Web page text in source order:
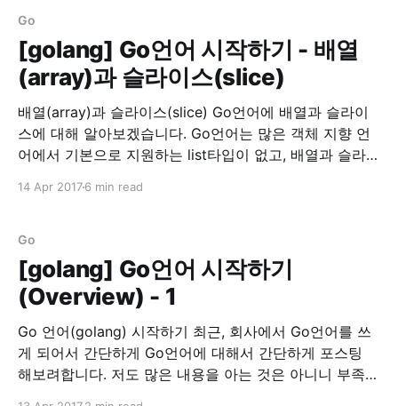
Go
[golang] Go언어 시작하기 - 배열
(array)과 슬라이스(slice)
배열(array)과 슬라이스(slice) Go언어에 배열과 슬라이
스에 대해 알아보겠습니다. Go언어는 많은 객체 지향 언
어에서 기본으로 지원하는 list타입이 없고, 배열과 슬라이
를 선언하고, 타입(type) 뒤에 초기화 할 값을 넣어줍니
[...]int{1,2,
14 Apr 20176 min read
Go
[golang] Go언어 시작하기
(Overview) - 1
Go 언어(golang) 시작하기 최근, 회사에서 Go언어를 쓰
게 되어서 간단하게 Go언어에 대해서 간단하게 포스팅
해보려합니다. 저도 많은 내용을 아는 것은 아니니 부족한